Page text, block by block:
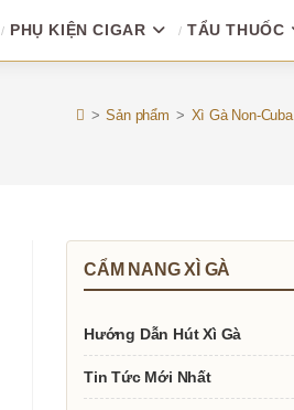
PHỤ KIỆN CIGAR TẨU THUỐC
> Sản phẩm > Xì Gà Non-Cuba
CẨM NANG XÌ GÀ
Hướng Dẫn Hút Xì Gà
Tin Tức Mới Nhất